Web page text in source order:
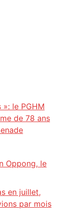
le PGHM
de 78 ans
Oppong, le
en juillet,
par mois